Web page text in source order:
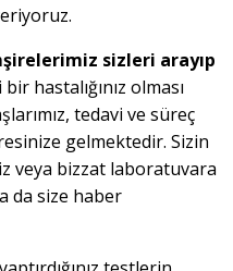
sizleri arayıp
hastalığınız olması
tedavi ve süreç
gelmektedir. Sizin
veya bizzat laboratuvara
da size haber